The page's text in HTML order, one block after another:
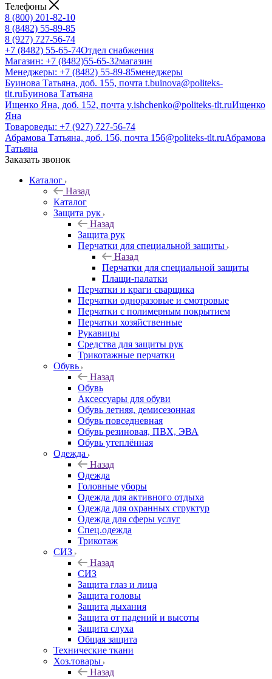
Телефоны
8 (800) 201-82-10
8 (8482) 55-89-85
8 (927) 727-56-74
+7 (8482) 55-65-74Отдел снабжения
Магазин: +7 (8482)55-65-32магазин
Менеджеры: +7 (8482) 55-89-85менеджеры
Буинова Татьяна, доб. 155, почта t.buinova@politeks-
tlt.ruБуинова Татьяна
Ищенко Яна, доб. 152, почта y.ishchenko@politeks-tlt.ruИщенко
Яна
Товароведы: +7 (927) 727-56-74
Абрамова Татьяна, доб. 156, почта 156@politeks-tlt.ruАбрамова
Татьяна
Заказать звонок
Каталог
Назад
Каталог
Защита рук
Назад
Защита рук
Перчатки для специальной защиты
Назад
Перчатки для специальной защиты
Плащи-палатки
Перчатки и краги сварщика
Перчатки одноразовые и смотровые
Перчатки с полимерным покрытием
Перчатки хозяйственные
Рукавицы
Средства для защиты рук
Трикотажные перчатки
Обувь
Назад
Обувь
Аксессуары для обуви
Обувь летняя, демисезонная
Обувь повседневная
Обувь резиновая, ПВХ, ЭВА
Обувь утеплённая
Одежда
Назад
Одежда
Головные уборы
Одежда для активного отдыха
Одежда для охранных структур
Одежда для сферы услуг
Спец.одежда
Трикотаж
СИЗ
Назад
СИЗ
Защита глаз и лица
Защита головы
Защита дыхания
Защита от падений и высоты
Защита слуха
Общая защита
Технические ткани
Хоз.товары
Назад